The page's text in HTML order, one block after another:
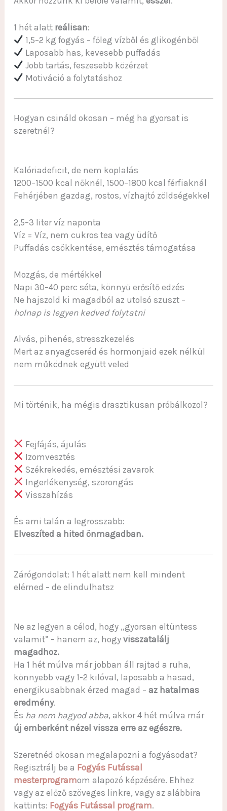
1 hét alatt reálisan:
1,5–2 kg fogyás – főleg vízből és glikogénből
Laposabb has, kevesebb puffadás
Jobb tartás, feszesebb közérzet
Motiváció a folytatáshoz
Hogyan csináld okosan – még ha gyorsat is
szeretnél?
Kalóriadeficit, de nem koplalás
1200–1500 kcal nőknél, 1500–1800 kcal férfiaknál
Fehérjében gazdag, rostos, vízhajtó zöldségekkel
2,5–3 liter víz naponta
Víz = Víz, nem cukros tea vagy üdítő
Puffadás csökkentése, emésztés támogatása
Mozgás, de mértékkel
Napi 30–40 perc séta, könnyű erősítő edzés
Ne hajszold ki magadból az utolsó szuszt –
holnap is legyen kedved folytatni
Alvás, pihenés, stresszkezelés
Mert az anyagcseréd és hormonjaid ezek nélkül
nem működnek együtt veled
Mi történik, ha mégis drasztikusan próbálkozol?
Fejfájás, ájulás
Izomvesztés
Székrekedés, emésztési zavarok
Ingerlékenység, szorongás
Visszahízás
És ami talán a legrosszabb:
Elveszíted a hited önmagadban.
Zárógondolat: 1 hét alatt nem kell mindent
elérned – de elindulhatsz
Ne az legyen a célod, hogy „gyorsan eltüntess
valamit” – hanem az, hogy visszatalálj
magadhoz.
Ha 1 hét múlva már jobban áll rajtad a ruha,
könnyebb vagy 1-2 kilóval, laposabb a hasad,
energikusabbnak érzed magad – az hatalmas
eredmény.
És ha nem hagyod abba, akkor 4 hét múlva már
új emberként nézel vissza erre az egészre.
Szeretnéd okosan megalapozni a fogyásodat?
Regisztrálj be a Fogyás Futással
mesterprogramom alapozó képzésére. Ehhez
vagy az előző szöveges linkre, vagy az alábbira
kattints: Fogyás Futással program.